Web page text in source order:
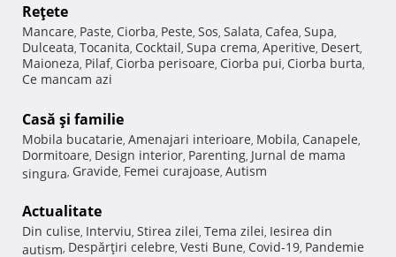
Reţete
Mancare, Paste, Ciorba, Peste, Sos, Salata, Cafea, Supa,
Dulceata, Tocanita, Cocktail, Supa crema, Aperitive, Desert,
Maioneza, Pilaf, Ciorba perisoare, Ciorba pui, Ciorba burta,
Ce mancam azi
Casă şi familie
Mobila bucatarie, Amenajari interioare, Mobila, Canapele,
Dormitoare, Design interior, Parenting, Jurnal de mama
singura, Gravide, Femei curajoase, Autism
Actualitate
Din culise, Interviu, Stirea zilei, Tema zilei, Iesirea din
autism, Despărţiri celebre, Vesti Bune, Covid-19, Pandemie